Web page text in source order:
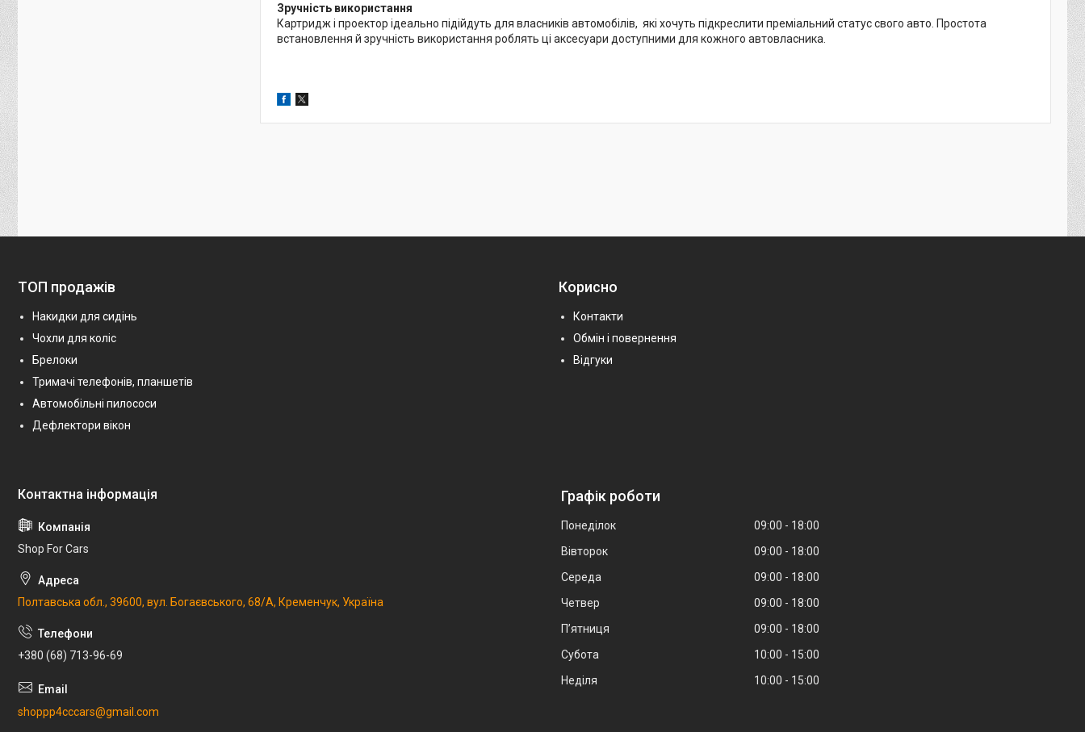
Зручність використання
Картридж і проектор ідеально підійдуть для власників автомобілів, які хочуть підкреслити преміальний статус свого авто. Простота
встановлення й зручність використання роблять ці аксесуари доступними для кожного автовласника.
ТОП продажів
Накидки для сидінь
Чохли для коліс
Брелоки
Тримачі телефонів, планшетів
Автомобільні пилососи
Дефлектори вікон
Корисно
Контакти
Обмін і повернення
Відгуки
Shop For Cars
Полтавська обл., 39600, вул. Богаєвського, 68/А, Кременчук, Україна
+380 (68) 713-96-69
shoppp4cccars@gmail.com
Графік роботи
Понеділок 09:00
18:00
Вівторок
09:00
18:00
Середа
09:00
18:00
Четвер
09:00
18:00
Пʼятниця
09:00
18:00
Субота
10:00
15:00
Неділя
10:00 15:00